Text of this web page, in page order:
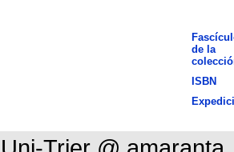
de la
ISBN